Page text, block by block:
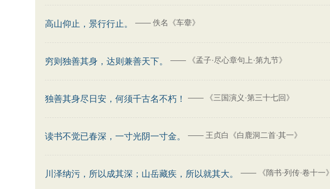
高山仰止，景行行止。 —— 佚名《车舝》
穷则独善其身，达则兼善天下。 —— 《孟子·尽心章句上·第九节》
独善其身尽日安，何须千古名不朽！ —— 《三国演义·第三十七回》
读书不觉已春深，一寸光阴一寸金。 —— 王贞白《白鹿洞二首·其一》
川泽纳污，所以成其深；山岳藏疾，所以就其大。 —— 《隋书·列传·卷十一》